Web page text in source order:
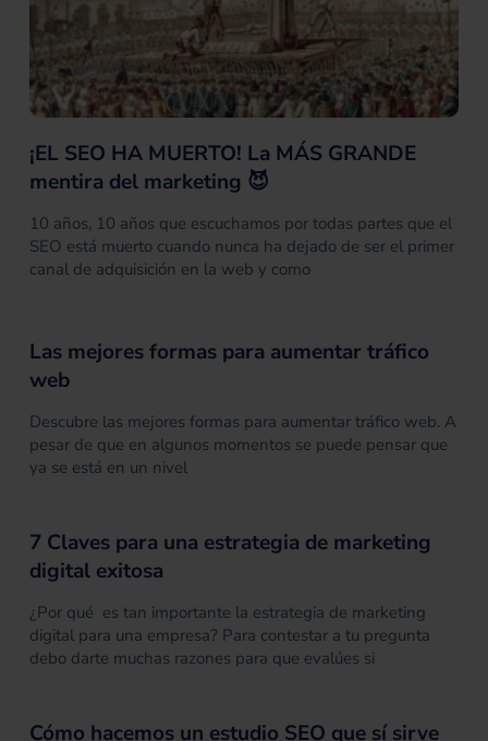
¡EL SEO HA MUERTO! La MÁS GRANDE
mentira del marketing 😈
10 años, 10 años que escuchamos por todas partes que el
SEO está muerto cuando nunca ha dejado de ser el primer
canal de adquisición en la web y como
Las mejores formas para aumentar tráfico
web
Descubre las mejores formas para aumentar tráfico web. A
pesar de que en algunos momentos se puede pensar que
ya se está en un nivel
7 Claves para una estrategia de marketing
digital exitosa
¿Por qué es tan importante la estrategia de marketing
digital para una empresa? Para contestar a tu pregunta
debo darte muchas razones para que evalúes si
Cómo hacemos un estudio SEO que sí sirve